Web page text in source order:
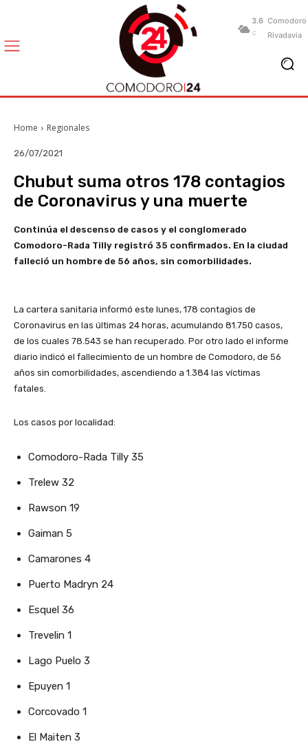
3.6
C
Comodoro
Rivadavia
Home Regionales
26/07/2021
Chubut suma otros 178 contagios
de Coronavirus y una muerte
Continúa el descenso de casos y el conglomerado
Comodoro-Rada Tilly registró 35 confirmados. En la ciudad
falleció un hombre de 56 años, sin comorbilidades.
La cartera sanitaria informó este lunes, 178 contagios de
Coronavirus en las últimas 24 horas, acumulando 81.750 casos,
de los cuales 78.543 se han recuperado. Por otro lado el informe
diario indicó el fallecimiento de un hombre de Comodoro, de 56
años sin comorbilidades, ascendiendo a 1.384 las víctimas
fatales.
Los casos por localidad:
Comodoro-Rada Tilly 35
Trelew 32
Rawson 19
Gaiman 5
Camarones 4
Puerto Madryn 24
Esquel 36
Trevelin 1
Lago Puelo 3
Epuyen 1
Corcovado 1
El Maiten 3